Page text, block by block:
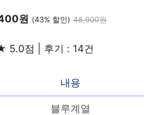
원 (43% 할인) 48,900원
5.0점 | 후기 : 14건
내용
블루계열